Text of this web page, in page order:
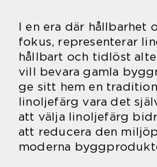
I en era där hållbarhet
fokus, representerar
hållbart och tidlöst
vill bevara gamla
ge sitt hem en
linoljefärg vara det
att välja linoljefärg
att reducera den
moderna